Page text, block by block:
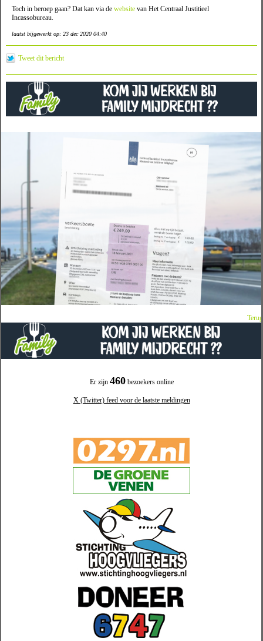
Er zijn 460bezoekers online
X (Twitter) feed voor de laatste meldingen
Toch in beroep gaan? Dat kan via de website van Het Centraal Justitieel
Incassobureau.
laatst bijgewerkt op: 23 dec 2020 04:40
Tweet dit bericht
Terug